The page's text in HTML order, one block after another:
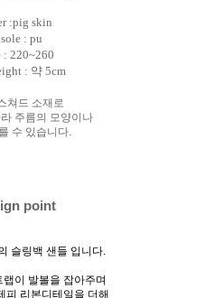
:pig skin
: pu
: 220~260
: 약 5cm
쳐드 소재로
주름의 모양이나
수 있습니다.
point
슬링백 샌들 입니다.
이 발볼을 잡아주며
피 리본디테일을 더해